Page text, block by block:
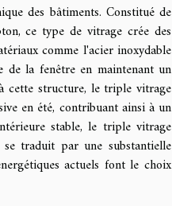
des bâtiments. Constitué de
ce type de vitrage crée des
comme l'acier inoxydable
de la fenêtre en maintenant un
cette structure, le triple vitrage
en été, contribuant ainsi à un
stable, le triple vitrage
traduit par une substantielle
actuels font le choix